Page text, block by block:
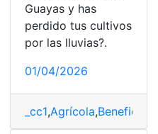
oportunidad,registro,
Guayas y has
perdido tus cultivos
por las lluvias?.
01/04/2026
_cc1,Agrícola,